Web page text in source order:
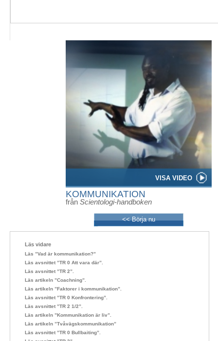
VISA VIDEO
KOMMUNIKATION
frånScientologi-handboken
<< Börja nu
Läs vidare
Läs ”Vad är kommunikation?”
Läs avsnittet ”TR 0 Att vara där”.
Läs avsnittet ”TR 2”.
Läs artikeln ”Coachning”.
Läs artikeln ”Faktorer i kommunikation”.
Läs avsnittet ”TR 0 Konfrontering”.
Läs avsnittet ”TR 2 1/2”.
Läs artikeln ”Kommunikation är liv”.
Läs artikeln ”Tvåvägskommunikation”
Läs avsnittet ”TR 0 Bullbaiting”.